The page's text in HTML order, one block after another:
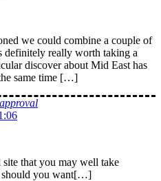
we could combine a couple of
definitely really worth taking a
discover about Mid East has
same time […]
that you may well take
should you want[…]